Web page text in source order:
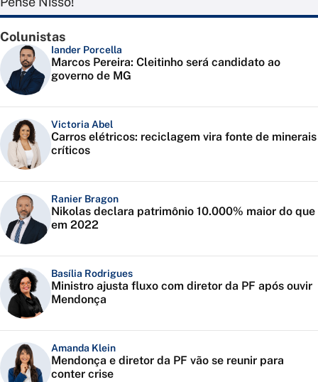
Colunistas
Iander Porcella
Marcos Pereira: Cleitinho será candidato ao
governo de MG
Victoria Abel
Carros elétricos: reciclagem vira fonte de minerais
críticos
Ranier Bragon
Nikolas declara patrimônio 10.000% maior do que
em 2022
Basília Rodrigues
Ministro ajusta fluxo com diretor da PF após ouvir
Mendonça
Amanda Klein
Mendonça e diretor da PF vão se reunir para
conter crise